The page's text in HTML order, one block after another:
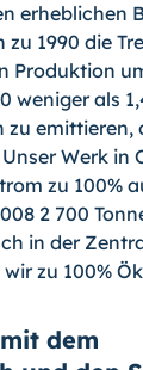
erheblichen
zu 1990 die
Produktion
weniger als
zu emittieren,
Werk in
zu 100%
2 700
in der
zu 100%
dem